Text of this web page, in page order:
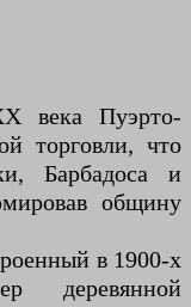
века Пуэрто-
торговли, что
Барбадоса и
общину
в 1900-х
деревянной